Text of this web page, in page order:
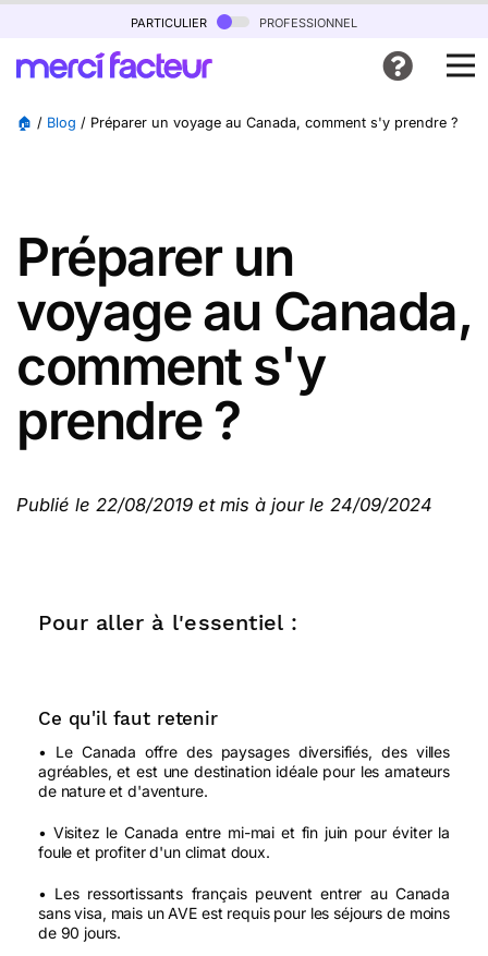
particulier professionnel
🏠 / Blog / Préparer un voyage au Canada, comment s'y prendre ?
Préparer un
voyage au Canada,
comment s'y
prendre ?
Publié le 22/08/2019 et mis à jour le 24/09/2024
Pour aller à l'essentiel :
Ce qu'il faut retenir
• Le Canada offre des paysages diversifiés, des villes
agréables, et est une destination idéale pour les amateurs
de nature et d'aventure.
• Visitez le Canada entre mi-mai et fin juin pour éviter la
foule et profiter d'un climat doux.
• Les ressortissants français peuvent entrer au Canada
sans visa, mais un AVE est requis pour les séjours de moins
de 90 jours.